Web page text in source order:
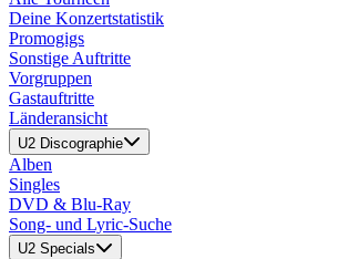
Deine Konzertstatistik
Promogigs
Sonstige Auftritte
Vorgruppen
Gastauftritte
Länderansicht
U2 Discographie
Alben
Singles
DVD & Blu-Ray
Song- und Lyric-Suche
U2 Specials